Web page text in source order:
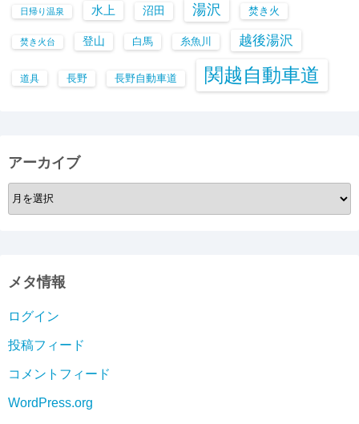
日帰り温泉 水上 沼田 湯沢 焚き火
焚き火台 登山 白馬 糸魚川 越後湯沢
道具 長野 長野自動車道 関越自動車道
アーカイブ
ア
ー
ブ
メタ情報
ログイン
投稿フィード
コメントフィード
WordPress.org